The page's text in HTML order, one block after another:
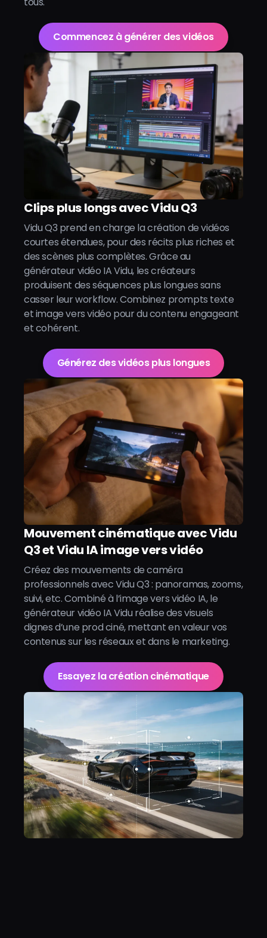
Commencez à générer des vidéos
Clips plus longs avec Vidu Q3
Vidu Q3 prend en charge la création de vidéos
courtes étendues, pour des récits plus riches et
des scènes plus complètes. Grâce au
générateur vidéo IA Vidu, les créateurs
produisent des séquences plus longues sans
casser leur workflow. Combinez prompts texte
et image vers vidéo pour du contenu engageant
et cohérent.
Générez des vidéos plus longues
Mouvement cinématique avec Vidu
Q3 et Vidu IA image vers vidéo
Créez des mouvements de caméra
professionnels avec Vidu Q3 : panoramas, zooms,
suivi, etc. Combiné à l’image vers vidéo IA, le
générateur vidéo IA Vidu réalise des visuels
dignes d’une prod ciné, mettant en valeur vos
contenus sur les réseaux et dans le marketing.
Essayez la création cinématique